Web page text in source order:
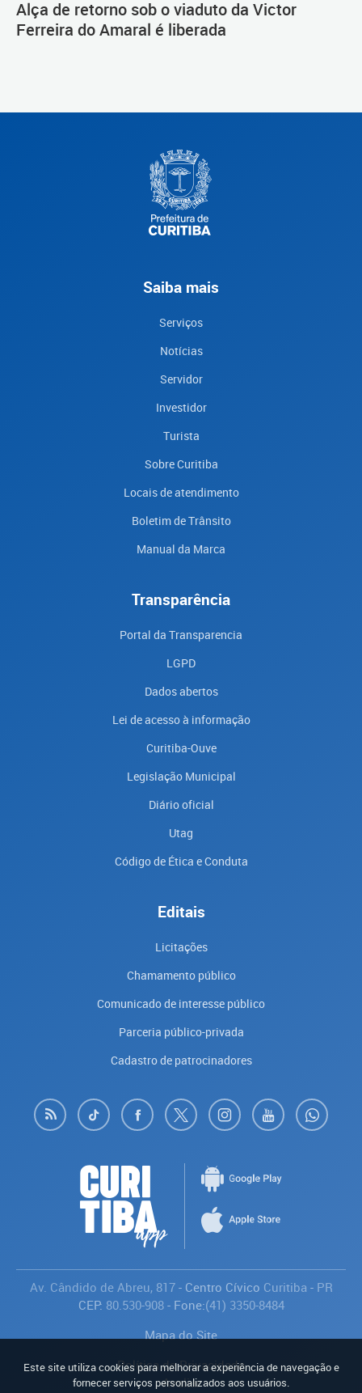
Alça de retorno sob o viaduto da Victor
Ferreira do Amaral é liberada
Saiba mais
Serviços
Notícias
Servidor
Investidor
Turista
Sobre Curitiba
Locais de atendimento
Boletim de Trânsito
Manual da Marca
Transparência
Portal da Transparencia
LGPD
Dados abertos
Lei de acesso à informação
Curitiba-Ouve
Legislação Municipal
Diário oficial
Utag
Código de Ética e Conduta
Editais
Licitações
Chamamento público
Comunicado de interesse público
Parceria público-privada
Cadastro de patrocinadores
Av. Cândido de Abreu, 817- Centro Cívico Curitiba- PR
CEP: 80.530-908- Fone:(41) 3350-8484
Mapa do Site
Política de Privacidade
Avaliar
Este site utiliza cookies para melhorar a experiência de navegação e
fornecer serviços personalizados aos usuários.